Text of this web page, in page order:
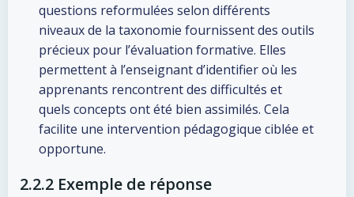
questions reformulées selon différents
niveaux de la taxonomie fournissent des outils
précieux pour l’évaluation formative. Elles
permettent à l’enseignant d’identifier où les
apprenants rencontrent des difficultés et
quels concepts ont été bien assimilés. Cela
facilite une intervention pédagogique ciblée et
opportune.
2.2.2 Exemple de réponse